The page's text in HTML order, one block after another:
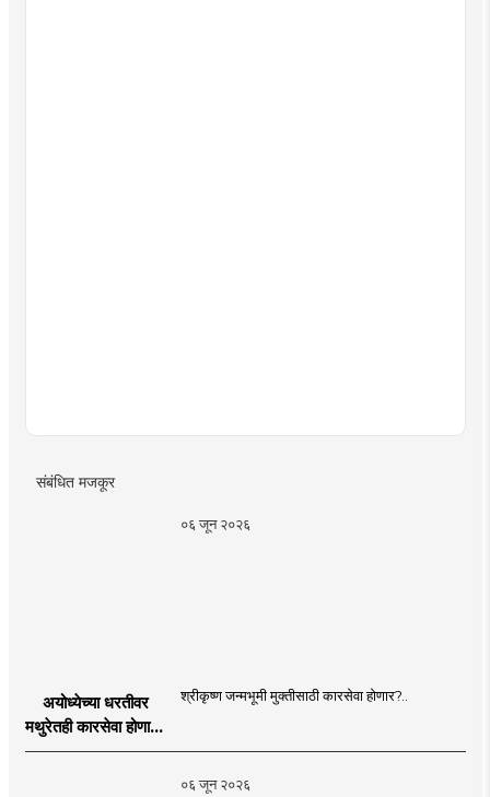
संबंधित मजकूर
०६ जून २०२६
अयोध्येच्या धरतीवर
मथुरेतही कारसेवा होणार?
| Shri Krishna
श्रीकृष्ण जन्मभूमी मुक्तीसाठी कारसेवा होणार?..
०६ जून २०२६